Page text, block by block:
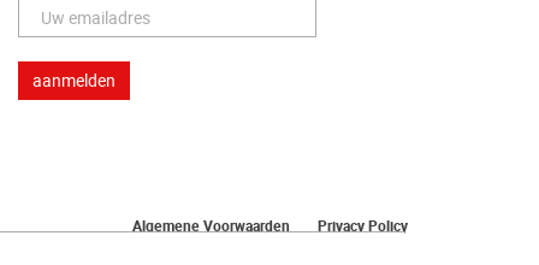
Algemene Voorwaarden
Privacy Policy